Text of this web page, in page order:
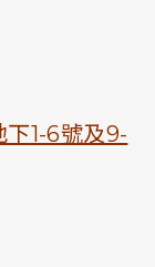
1-6號及9-
舜